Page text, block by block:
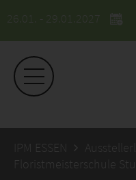
26.01. - 29.01.2027
IPM ESSEN